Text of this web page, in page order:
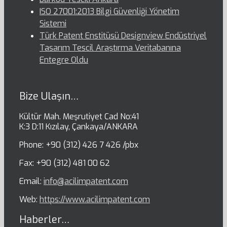
ISO 27001:2013 Bilgi Güvenliği Yönetim
Sistemi
Türk Patent Enstitüsü Designview Endüstriyel
Tasarım Tescil Araştırma Veritabanına
Entegre Oldu
Bize Ulaşın…
Kültür Mah. Meşrutiyet Cad No:41
K:3 D:11 Kızılay, Çankaya/ANKARA
Phone: +90 (312) 426 7 426 /pbx
Fax: +90 (312) 481 00 62
Email: info@acilimpatent.com
Web: https://www.acilimpatent.com
Haberler…